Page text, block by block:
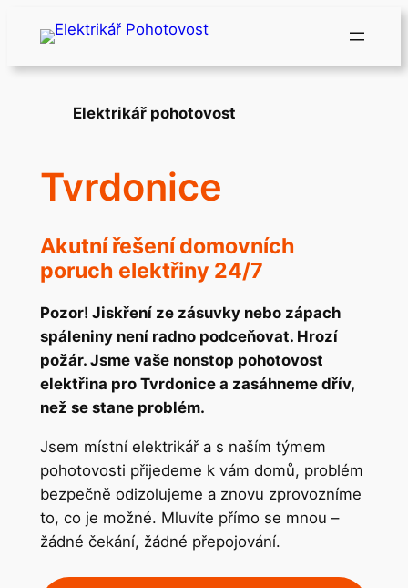
Přeskočit
obsah
Elektrikář pohotovost
Tvrdonice
Akutní řešení domovních
poruch elektřiny 24/7
Pozor! Jiskření ze zásuvky nebo zápach
spáleniny není radno podceňovat. Hrozí
požár. Jsme vaše nonstop pohotovost
elektřina pro Tvrdonice a zasáhneme dřív,
než se stane problém.
Jsem místní elektrikář a s naším týmem
pohotovosti přijedeme k vám domů, problém
bezpečně odizolujeme a znovu zprovozníme
to, co je možné. Mluvíte přímo se mnou –
žádné čekání, žádné přepojování.